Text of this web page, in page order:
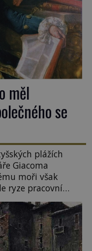
měl
se
plážích
Giacoma
moři však
ryze pracovní
cíl Casanova
uličkami
kontaktoval
této oblasti žádným
[…]